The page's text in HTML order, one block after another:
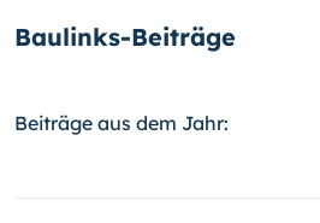
Baulinks-Beiträge
Beiträge aus dem Jahr: